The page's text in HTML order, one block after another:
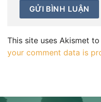
This site uses Akismet
your comment data is